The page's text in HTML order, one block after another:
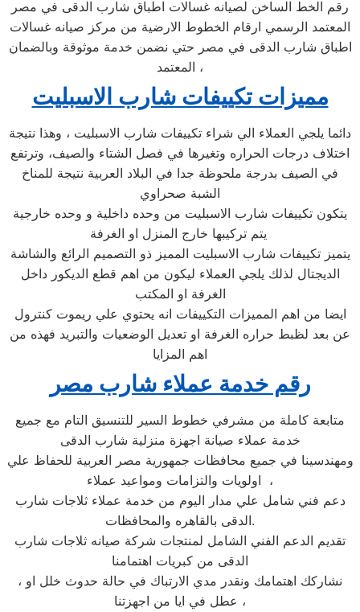
رقم الخط الساخن لصيانه غسالات اطباق شارب الدقى في مصر
المعتمد الرسمي ارقام الخطوط الارضية من مركز صيانه غسالات
اطباق شارب الدقى في مصر حتي نضمن خدمة موثوقة وبالضمان
المعتمد ،
مميزات تكييفات شارب الاسبليت
دائما يلجي العملاء الي شراء تكييفات شارب الاسبليت ، وهذا نتيجة
اختلاف درجات الحراره وتغيرها في فصل الشتاء والصيف، وترتفع
في الصيف بدرجة ملحوظة جدا في البلاد العربية نتيجة للمناخ
الشبة صحراوي
يتكون تكييفات شارب الاسبليت من وحده داخلية و وحده خارجية
يتميز تكييفات شارب الاسبليت المميز ذو التصميم الرائع والشاشة
الديجتال لذلك يلجي العملاء ليكون من اهم قطع الديكور داخل
الغرفة او المكتب
ايضا من اهم المميزات التكييفات انه يحتوي علي ريموت كنترول
عن بعد لظبط حراره الغرفة او تعديل الوضعيات والتبريد فهذه من
اهم المزايا
رقم خدمة عملاء شارب مصر
متابعة كاملة من مشرفي خطوط السير للتنسيق التام مع جميع
خدمة عملاء صيانة اجهزة منزلية شارب الدقى
ومهندسينا في جميع محافظات جمهورية مصر العربية للحفاظ علي
اولويات والتزامات ومواعيد عملاء ،
دعم فني شامل علي مدار اليوم من خدمة عملاء ثلاجات شارب
الدقى بالقاهره والمحافظات.
تقديم الدعم الفني الشامل لمنتجات شركة صيانه ثلاجات شارب
الدقى من كبريات اهتمامنا
، نشاركك اهتمامك ونقدر مدي الارتباك في حالة حدوث خلل او
عطل في ايا من اجهزتنا ،